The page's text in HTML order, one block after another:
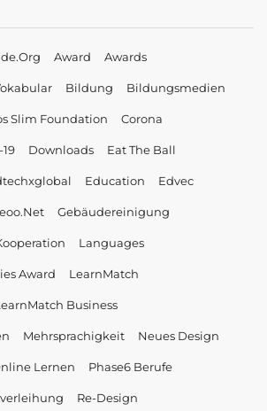
Award Awards
Bildung Bildungsmedien
Slim Foundation Corona
Downloads Eat The Ball
Education Edvec
Gebäudereinigung
Languages
Award LearnMatch
Business
Mehrsprachigkeit Neues Design
Lernen Phase6 Berufe
Re-Design